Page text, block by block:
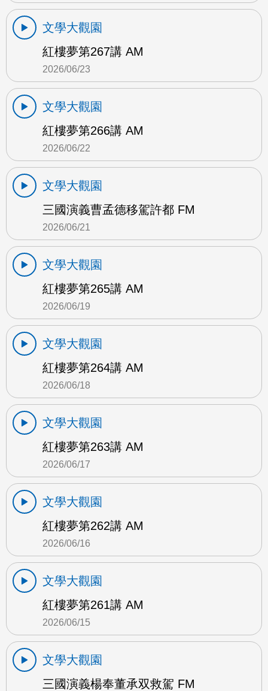
文學大觀園
紅樓夢第267講 AM
2026/06/23
文學大觀園
紅樓夢第266講 AM
2026/06/22
文學大觀園
三國演義曹孟德移駕許都 FM
2026/06/21
文學大觀園
紅樓夢第265講 AM
2026/06/19
文學大觀園
紅樓夢第264講 AM
2026/06/18
文學大觀園
紅樓夢第263講 AM
2026/06/17
文學大觀園
紅樓夢第262講 AM
2026/06/16
文學大觀園
紅樓夢第261講 AM
2026/06/15
文學大觀園
三國演義楊奉董承双救駕 FM